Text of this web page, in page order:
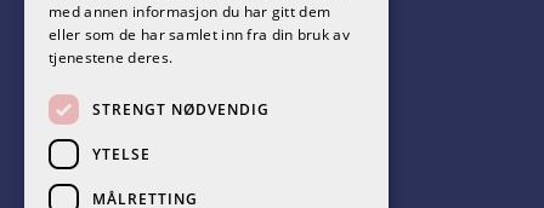
med annen informasjon du har gitt dem
eller som de har samlet inn fra din bruk av
tjenestene deres.
STRENGT NØDVENDIG
YTELSE
MÅLRETTING